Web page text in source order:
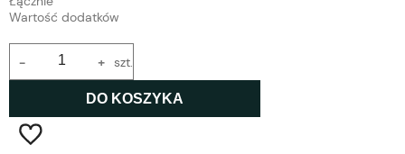
Wartość dodatków
+
- szt.
DO KOSZYKA